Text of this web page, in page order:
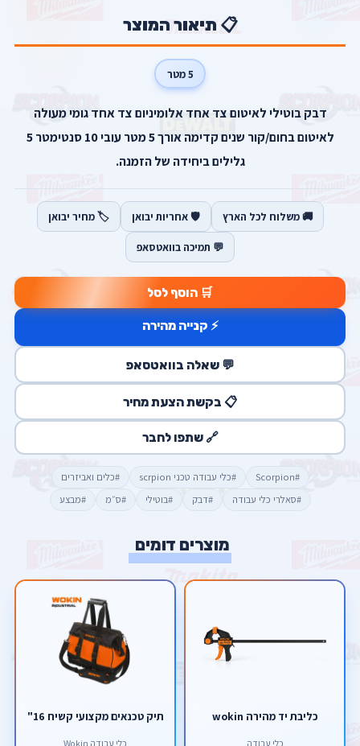
📋 תיאור המוצר
5 מטר
דבק בוטילי לאיטום צד אחד אלומיניום צד אחד גומי מעולה
לאיטום בחום/קור שנים קדימה אורך 5 מטר עובי 10 סנטימטר 5
גלילים ביחידה של הזמנה.
🚚 משלוח לכל הארץ 🛡️ אחריות יבואן 🏷️ מחיר יבואן
💬 תמיכה בוואטסאפ
🛒 הוסף לסל
⚡ קנייה מהירה
💬 שאלה בוואטסאפ
📋 בקשת הצעת מחיר
🔗 שתפו לחבר
#Scorpion #כלי עבודה טכני scrpion
#כלים ואביזרים
#סאלרי כלי עבודה
#דבק #בוטילי #ס״מ #מבצע
מוצרים דומים
כליבת יד מהירה wokin
כלי עבודה
תיק טכנאים מקצועי קשיח 16"
כלי עבודה Wokin